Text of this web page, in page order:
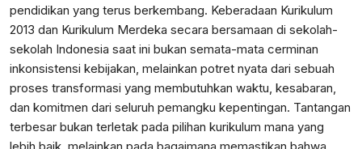
pendidikan yang terus berkembang. Keberadaan Kurikulum
2013 dan Kurikulum Merdeka secara bersamaan di sekolah-
sekolah Indonesia saat ini bukan semata-mata cerminan
inkonsistensi kebijakan, melainkan potret nyata dari sebuah
proses transformasi yang membutuhkan waktu, kesabaran,
dan komitmen dari seluruh pemangku kepentingan. Tantangan
terbesar bukan terletak pada pilihan kurikulum mana yang
lebih baik, melainkan pada bagaimana memastikan bahwa